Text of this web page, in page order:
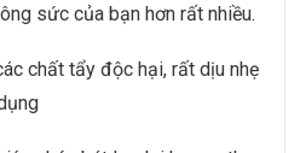
sức của bạn hơn rất nhiều.
chất tẩy độc hại, rất dịu nhẹ